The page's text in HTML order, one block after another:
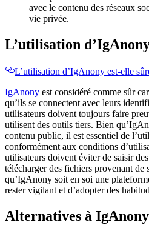
avec le contenu des réseaux
vie privée.
L’utilisation
L’utilisation d’IgAnony est-elle
IgAnony est considéré comme sûr
qu’ils se connectent avec leurs
utilisateurs doivent toujours faire
utilisent des outils tiers. Bien
contenu public, il est essentiel de
conformément aux conditions
utilisateurs doivent éviter de saisir
télécharger des fichiers provenant de
qu’IgAnony soit en soi une
rester vigilant et d’adopter des
Alternatives à IgAnony